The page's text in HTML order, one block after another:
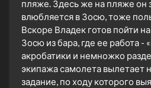
пляже. Здесь же на пляже он
влюбляется в Зосю, тоже
Вскоре Владек готов пойти
Зосю из бара, где ее работа -
акробатики и немножко
экипажа самолета вылетает
задание, по ходу которого